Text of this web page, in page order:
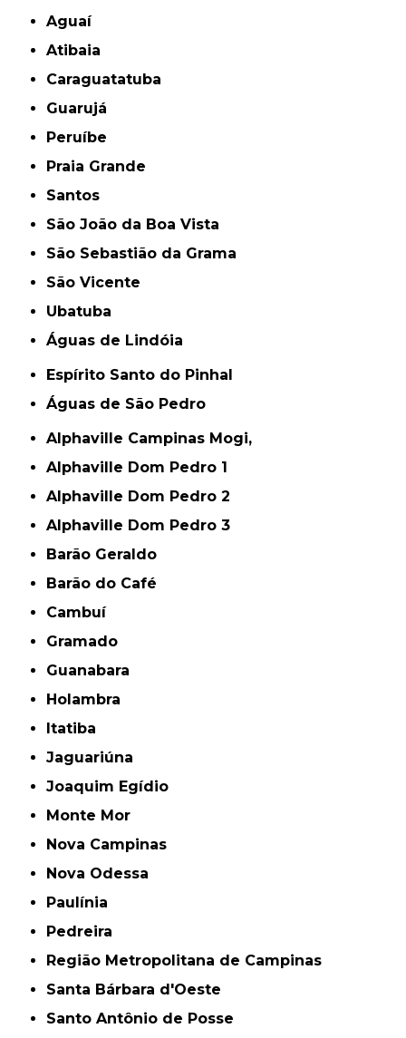
Aguaí
Atibaia
Caraguatatuba
Guarujá
Peruíbe
Praia Grande
Santos
São João da Boa Vista
São Sebastião da Grama
São Vicente
Ubatuba
Águas de Lindóia
Espírito Santo do Pinhal
Águas de São Pedro
Alphaville Campinas Mogi,
Alphaville Dom Pedro 1
Alphaville Dom Pedro 2
Alphaville Dom Pedro 3
Barão Geraldo
Barão do Café
Cambuí
Gramado
Guanabara
Holambra
Itatiba
Jaguariúna
Joaquim Egídio
Monte Mor
Nova Campinas
Nova Odessa
Paulínia
Pedreira
Região Metropolitana de Campinas
Santa Bárbara d'Oeste
Santo Antônio de Posse